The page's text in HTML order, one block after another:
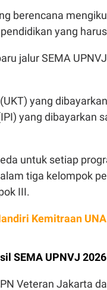
berencana
yang
jalur SEMA
yang
yang dibayarkan
untuk setiap
tiga kelompok
III.
Kemitraan
SEMA UPNVJ 2026
Veteran Jakarta